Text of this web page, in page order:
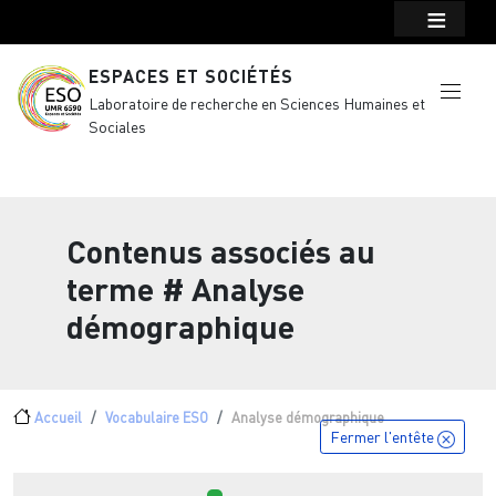
ESPACES ET SOCIÉTÉS
Laboratoire de recherche en Sciences Humaines et
Sociales
Contenus associés au
terme # Analyse
démographique
Fil d'Ariane
Accueil Vocabulaire ESO Analyse démographique
Fermer l'entête